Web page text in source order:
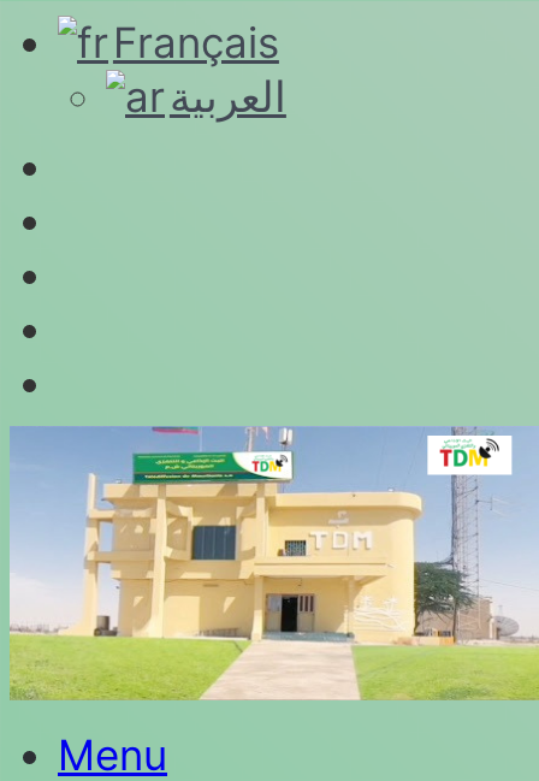
Français
العربية
Menu